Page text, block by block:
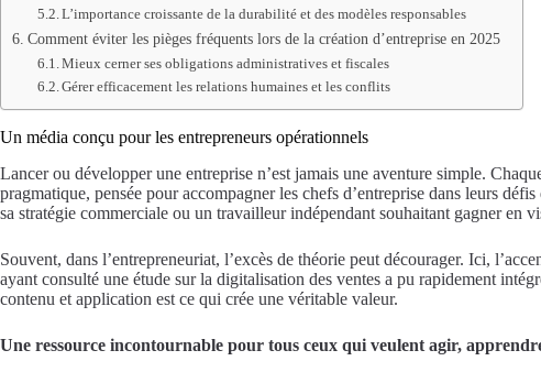
L’importance croissante de la durabilité et des modèles responsables
Comment éviter les pièges fréquents lors de la création d’entreprise en 2025
Mieux cerner ses obligations administratives et fiscales
Gérer efficacement les relations humaines et les conflits
Un média conçu pour les entrepreneurs opérationnels
Lancer ou développer une entreprise n’est jamais une aventure simple.
pragmatique, pensée pour accompagner les chefs d’entreprise dans leurs
sa stratégie commerciale ou un travailleur indépendant souhaitant gagner en
Souvent, dans l’entrepreneuriat, l’excès de théorie peut décourager. Ici,
ayant consulté une étude sur la digitalisation des ventes a pu rapidement
contenu et application est ce qui crée une véritable valeur.
Une ressource incontournable pour tous ceux qui veulent agir,